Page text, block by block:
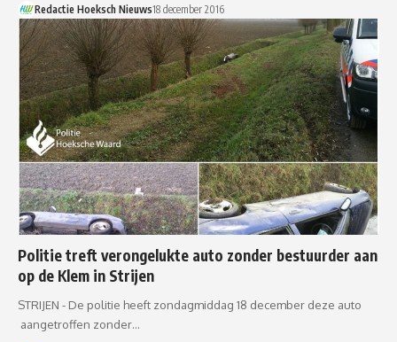
Redactie Hoeksch Nieuws18 december 2016
Politie treft verongelukte auto zonder bestuurder aan
op de Klem in Strijen
STRIJEN - De politie heeft zondagmiddag 18 december deze auto
aangetroffen zonder…